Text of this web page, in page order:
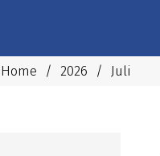
Home / 2026 / Juli